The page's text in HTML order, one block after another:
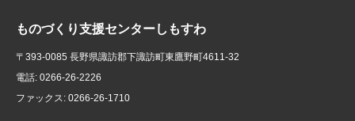
ものづくり支援センターしもすわ
〒393-0085 長野県諏訪郡下諏訪町東鷹野町4611-32
電話: 0266-26-2226
ファックス: 0266-26-1710